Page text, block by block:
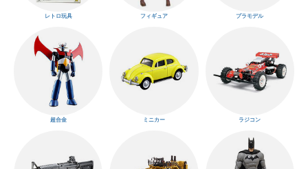
レトロ玩具 フィギュア プラモデル
超合金 ミニカー ラジコン